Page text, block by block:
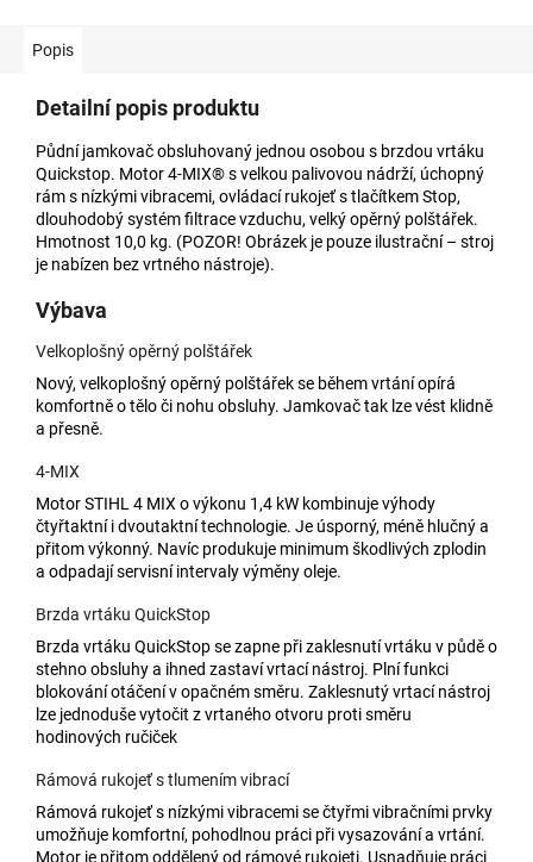
Popis
Detailní popis produktu
Půdní jamkovač obsluhovaný jednou osobou s brzdou vrtáku
Quickstop. Motor 4-MIX® s velkou palivovou nádrží, úchopný
rám s nízkými vibracemi, ovládací rukojeť s tlačítkem Stop,
dlouhodobý systém filtrace vzduchu, velký opěrný polštářek.
Hmotnost 10,0 kg. (POZOR! Obrázek je pouze ilustrační – stroj
je nabízen bez vrtného nástroje).
Výbava
Velkoplošný opěrný polštářek
Nový, velkoplošný opěrný polštářek se během vrtání opírá
komfortně o tělo či nohu obsluhy. Jamkovač tak lze vést klidně
a přesně.­
4-MIX
Motor STIHL 4 MIX o výkonu 1,4 kW kombinuje výhody
čtyřtaktní i dvoutaktní technologie. Je úsporný, méně hlučný a
přitom výkonný. Navíc produkuje minimum škodlivých zplodin
a odpadají servisní intervaly výměny oleje.
Brzda vrtáku QuickStop
Brzda vrtáku QuickStop se zapne při zaklesnutí vrtáku v půdě o
stehno obsluhy a ihned zastaví vrtací nástroj. Plní funkci
blokování otáčení v opačném směru. Zaklesnutý vrtací nástroj
lze jednoduše vytočit z vrtaného otvoru proti směru
hodinových ručiček
Rámová rukojeť s tlumením vibrací
Rámová rukojeť s nízkými vibracemi se čtyřmi vibračními prvky
umožňuje komfortní, pohodlnou práci při vysazování a vrtání.
Motor je přitom oddělený od rámové rukojeti. Usnadňuje práci